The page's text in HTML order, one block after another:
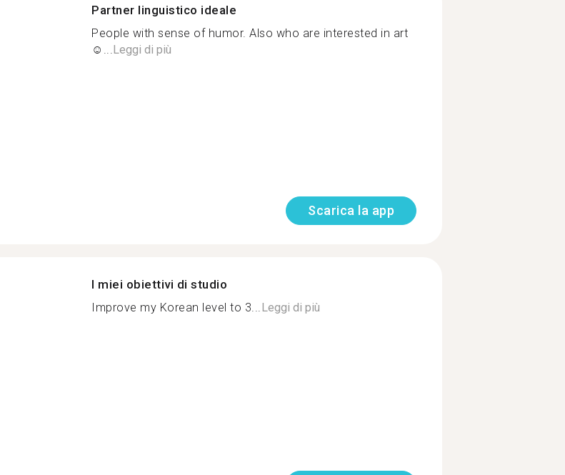
Partner linguistico ideale
People with sense of humor. Also who are interested in art
☺...Leggi di più
Scarica la app
I miei obiettivi di studio
Improve my Korean level to 3...Leggi di più